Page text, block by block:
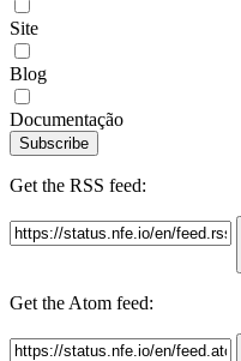
Site
Blog
Documentação
Subscribe
Get the RSS feed:
Get the Atom feed: